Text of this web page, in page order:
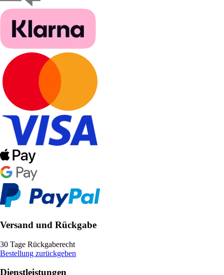
Versand und Rückgabe
30 Tage Rückgaberecht
Bestellung zurückgeben
Dienstleistungen